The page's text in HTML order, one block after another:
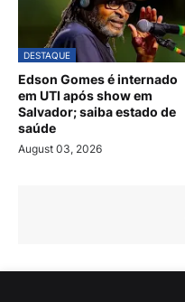
DESTAQUE
Edson Gomes é internado
em UTI após show em
Salvador; saiba estado de
saúde
August 03, 2026